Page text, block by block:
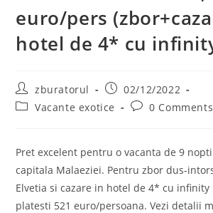
euro/pers
hotel de 4* cu
Post
author:
zburatorul
Post
published:
02/12/2022
PostVacante exotice
Post0 Comments
Pret excelent pentru o vacanta de 9
capitala Malaeziei. Pentru zbor dus-
Elvetia si cazare in hotel de 4* cu
platesti 521 euro/persoana. Vezi detalii